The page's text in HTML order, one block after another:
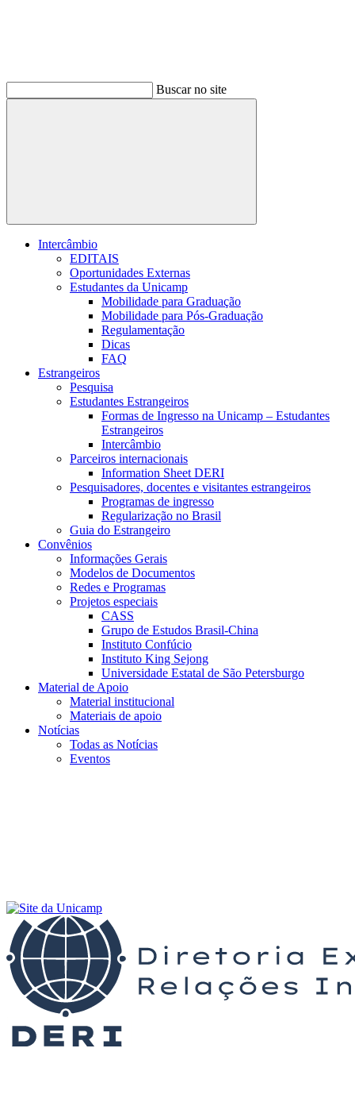
Buscar no site
Buscar
Intercâmbio
EDITAIS
Oportunidades Externas
Estudantes da Unicamp
Mobilidade para Graduação
Mobilidade para Pós-Graduação
Regulamentação
Dicas
FAQ
Estrangeiros
Pesquisa
Estudantes Estrangeiros
Formas de Ingresso na Unicamp – Estudantes
Estrangeiros
Intercâmbio
Parceiros internacionais
Information Sheet DERI
Pesquisadores, docentes e visitantes estrangeiros
Programas de ingresso
Regularização no Brasil
Guia do Estrangeiro
Convênios
Informações Gerais
Modelos de Documentos
Redes e Programas
Projetos especiais
CASS
Grupo de Estudos Brasil-China
Instituto Confúcio
Instituto King Sejong
Universidade Estatal de São Petersburgo
Material de Apoio
Material institucional
Materiais de apoio
Notícias
Todas as Notícias
Eventos